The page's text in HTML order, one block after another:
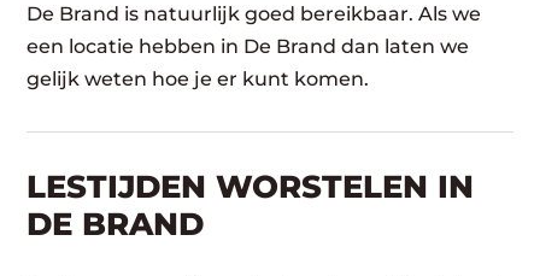
De Brand is natuurlijk goed bereikbaar. Als we
een locatie hebben in De Brand dan laten we
gelijk weten hoe je er kunt komen.
LESTIJDEN WORSTELEN IN
DE BRAND